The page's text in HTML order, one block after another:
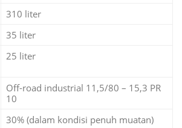
310 liter
35 liter
25 liter
Off-road industrial 11,5/80 – 15,3 PR
10
30% (dalam kondisi penuh muatan)